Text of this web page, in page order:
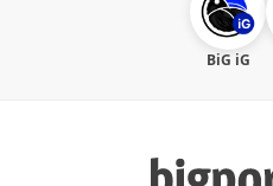
BiG iG